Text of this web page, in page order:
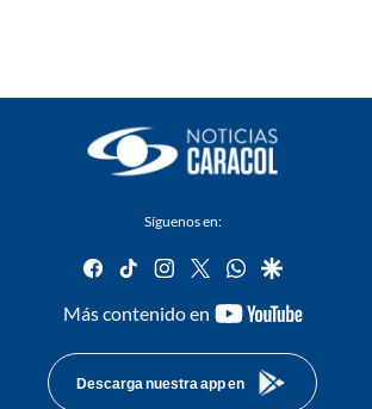
Síguenos en:
facebook
tiktok instagram
twitterwhatsapp
google
Más contenido en
youtube-
Descarga nuestra app en